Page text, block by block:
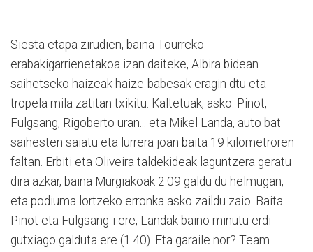
Siesta etapa zirudien, baina Tourreko
erabakigarrienetakoa izan daiteke, Albira bidean
saihetseko haizeak haize-babesak eragin dtu eta
tropela mila zatitan txikitu. Kaltetuak, asko: Pinot,
Fulgsang, Rigoberto uran... eta Mikel Landa, auto bat
saihesten saiatu eta lurrera joan baita 19 kilometroren
faltan. Erbiti eta Oliveira taldekideak laguntzera geratu
dira azkar, baina Murgiakoak 2.09 galdu du helmugan,
eta podiuma lortzeko erronka asko zaildu zaio. Baita
Pinot eta Fulgsang-i ere, Landak baino minutu erdi
gutxiago galduta ere (1.40). Eta garaile nor? Team